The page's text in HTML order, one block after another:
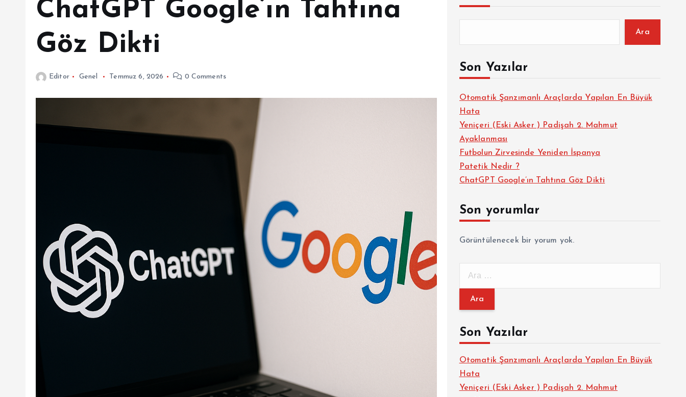
ChatGPT Google’ın Tahtına
Göz Dikti
Editor Genel Temmuz 6, 2026 0 Comments
Ara
Son Yazılar
Otomatik Şanzımanlı Araçlarda Yapılan En Büyük
Hata
Yeniçeri (Eski Asker ) Padişah 2. Mahmut
Ayaklanması
Futbolun Zirvesinde Yeniden İspanya
Patetik Nedir ?
ChatGPT Google’ın Tahtına Göz Dikti
Son yorumlar
Görüntülenecek bir yorum yok.
m
:Son Yazılar
Otomatik Şanzımanlı Araçlarda Yapılan En Büyük
Hata
Yeniçeri (Eski Asker ) Padişah 2. Mahmut